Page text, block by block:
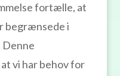
fortælle, at
begrænsede i
Denne
vi har behov for